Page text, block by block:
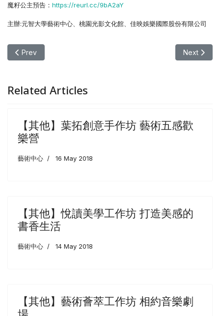
魔籽公主預告： https://reurl.cc/9bA2aY
主辦:元智大學藝術中心、桃園光影文化館、佳映娛樂國際股份有限公司
Previous article: 【其他】04/01(三)《小王子經典十週年》電影播
Prev Next
Next
Related Articles
【其他】葉拓創意手作坊 藝術五感歡
樂營
藝術中心 16 May 2018
【其他】悅讀美學工作坊 打造美感的
書香生活
藝術中心 14 May 2018
【其他】藝術薈萃工作坊 相約音樂劇